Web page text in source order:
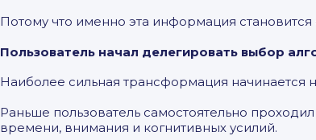
Потому что именно эта информация становится
Пользователь начал делегировать выбор
Наиболее сильная трансформация начинается
Раньше пользователь самостоятельно
времени, внимания и когнитивных усилий.